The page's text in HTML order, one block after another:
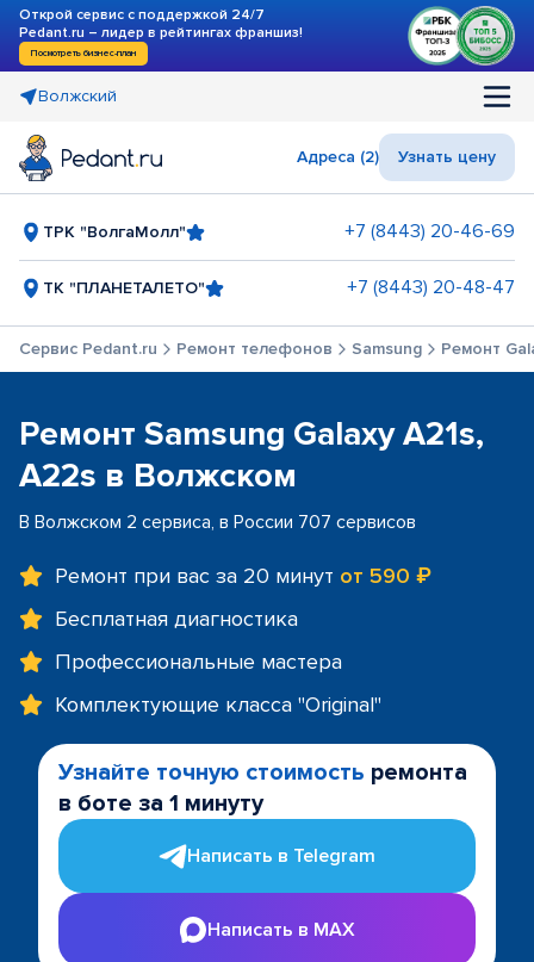
Открой сервис с поддержкой 24/7
Pedant.ru – лидер в рейтингах франшиз!
Посмотреть бизнес-план
Волжский
Адреса (2) Узнать цену
ТРК "ВолгаМолл" +7 (8443) 20-46-69
ТК "ПЛАНЕТАЛЕТО" +7 (8443) 20-48-47
Сервис Pedant.ru Ремонт телефонов Samsung Ремонт
Ремонт Samsung Galaxy A21s,
A22s в Волжском
В Волжском 2 сервиса, в России 707 сервисов
Ремонт при вас за 20 минут от 590 ₽
Бесплатная диагностика
Профессиональные мастера
Комплектующие класса "Original"
Узнайте точную стоимость ремонта
в боте за 1 минуту
Написать в Telegram
Написать в MAX